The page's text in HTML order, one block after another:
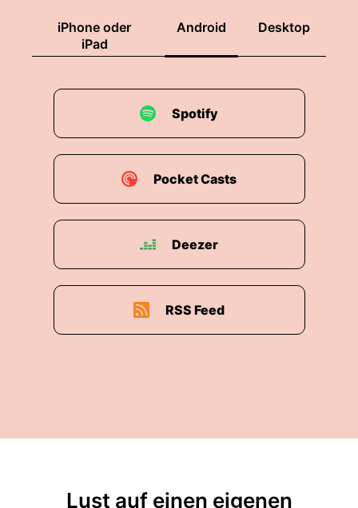
iPhone oder
iPad
Android Desktop
Spotify
Pocket Casts
Deezer
RSS Feed
Lust auf einen eigenen